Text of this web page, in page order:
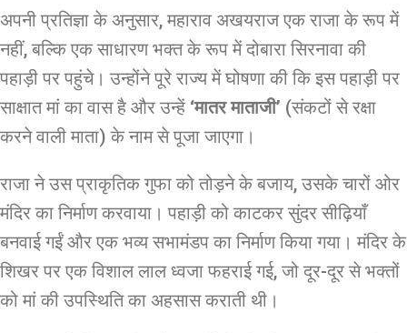
अपनी प्रतिज्ञा के अनुसार, महाराव अखयराज एक राजा के रूप में
नहीं, बल्कि एक साधारण भक्त के रूप में दोबारा सिरनावा की
पहाड़ी पर पहुंचे। उन्होंने पूरे राज्य में घोषणा की कि इस पहाड़ी पर
साक्षात मां का वास है और उन्हें ‘मातर माताजी’ (संकटों से रक्षा
करने वाली माता) के नाम से पूजा जाएगा।
राजा ने उस प्राकृतिक गुफा को तोड़ने के बजाय, उसके चारों ओर
मंदिर का निर्माण करवाया। पहाड़ी को काटकर सुंदर सीढ़ियाँ
बनवाई गईं और एक भव्य सभामंडप का निर्माण किया गया। मंदिर के
शिखर पर एक विशाल लाल ध्वजा फहराई गई, जो दूर-दूर से भक्तों
को मां की उपस्थिति का अहसास कराती थी।